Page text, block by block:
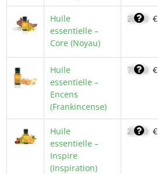
Huile
essentielle –
Core (Noyau)
26,20 €
Huile
essentielle –
Encens
(Frankincense)
75,00 €
Huile
essentielle –
Inspire
(Inspiration)
20,90 €